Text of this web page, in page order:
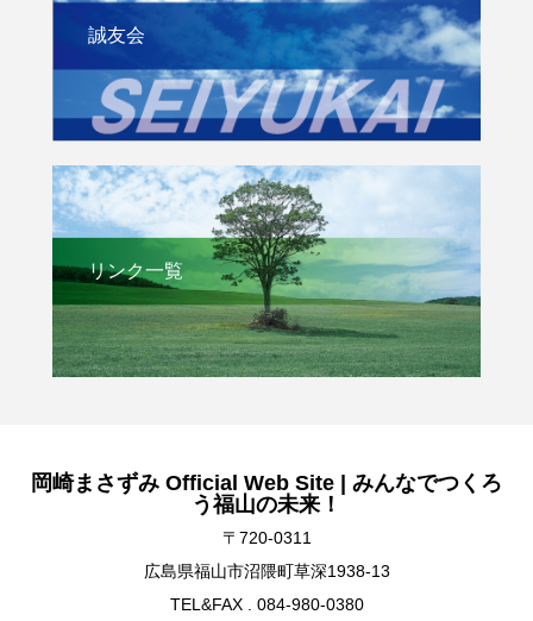
誠友会
リンク一覧
岡崎まさずみ Official Web Site | みんなでつくろ
う福山の未来！
〒720-0311
広島県福山市沼隈町草深1938-13
TEL&FAX . 084-980-0380